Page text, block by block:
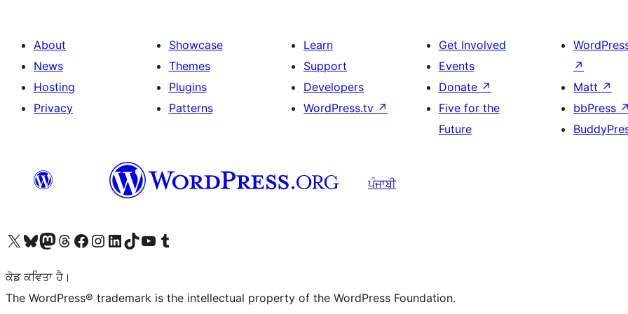
About
News
Hosting
Privacy
Showcase
Themes
Plugins
Patterns
Learn
Support
Developers
WordPress.tv ↗
Get Involved
Events
Donate ↗
Five for the
Future
↗
Matt ↗
bbPress ↗
ਪੰਜਾਬੀ
Visit our X (formerly Twitter) account
Visit our Bluesky account
Visit our Mastodon account
Visit our Threads account
Visit our Facebook page
Visit our Instagram account
Visit our LinkedIn account
Visit our TikTok account
Visit our YouTube channel
Visit our Tumblr account
ਕੋਡ ਕਵਿਤਾ ਹੈ।
The WordPress® trademark is the intellectual property of the WordPress Foundation.